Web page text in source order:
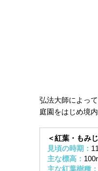
弘法大師によっ
庭園をはじめ境
＜紅葉・もみ
見頃の時期：
主な標高：
主な紅葉樹種：